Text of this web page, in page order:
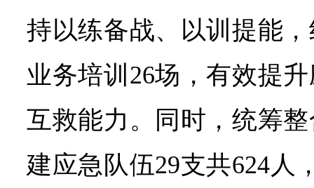
持以练备战、以训提能
业务培训26场，有效提
互救能力。同时，统筹
建应急队伍29支共624人